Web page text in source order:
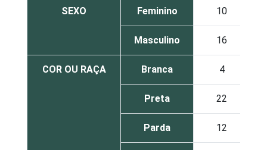
SEXO Feminino 10
Masculino 16
COR OU RAÇA Branca 4
Preta 22
Parda 12